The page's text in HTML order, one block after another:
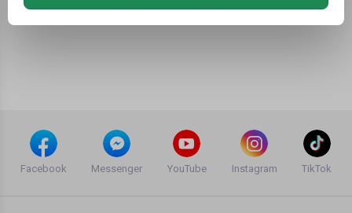
Facebook Messenger YouTube Instagram TikTok